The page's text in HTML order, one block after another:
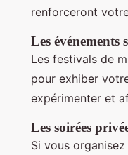
renforceront
Les événements
Les festivals de
pour exhiber
expérimenter et
Les soirées
Si vous